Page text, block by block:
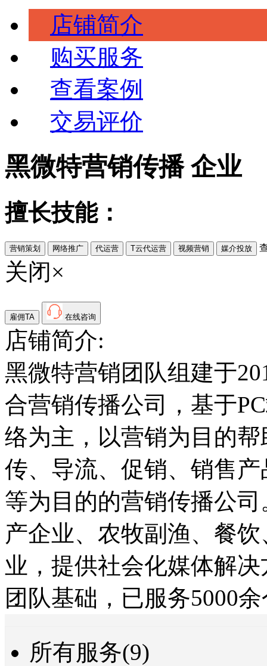
店铺简介
购买服务
查看案例
交易评价
黑微特营销传播 企业
擅长技能：
营销策划 网络推广 代运营 T云代运营 视频营销 媒介投放
关闭×
雇佣TA 在线咨询
店铺简介:
黑微特营销团队组建于
合营销传播公司，基于
络为主，以营销为目的
传、导流、促销、销售
等为目的的营销传播公
产企业、农牧副渔、餐
业，提供社会化媒体解
团队基础，已服务5000
所有服务(9)